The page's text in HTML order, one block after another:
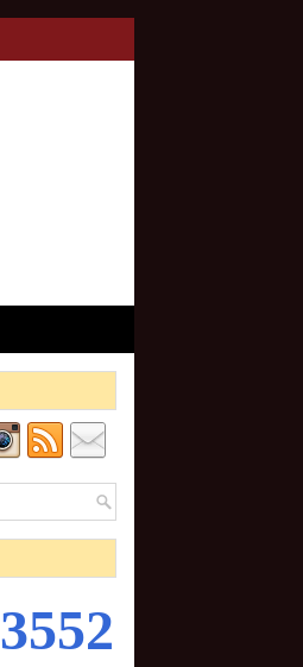
3552